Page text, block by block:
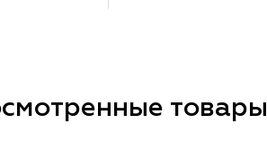
товары